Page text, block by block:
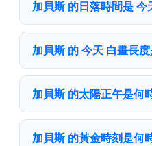
加貝斯 的日落時間是 今
加貝斯 的 今天 白晝長
加貝斯 的太陽正午是何
加貝斯 的黃金時刻是何